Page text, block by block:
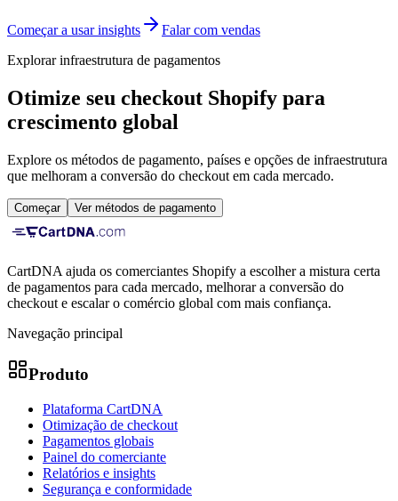
Começar a usar insights
Falar com vendas
Explorar infraestrutura de pagamentos
Otimize seu checkout Shopify para
crescimento global
Explore os métodos de pagamento, países e opções de infraestrutura
que melhoram a conversão do checkout em cada mercado.
Começar Ver métodos de pagamento
CartDNA ajuda os comerciantes Shopify a escolher a mistura certa
de pagamentos para cada mercado, melhorar a conversão do
checkout e escalar o comércio global com mais confiança.
Navegação principal
Produto
Plataforma CartDNA
Otimização de checkout
Pagamentos globais
Painel do comerciante
Relatórios e insights
Segurança e conformidade